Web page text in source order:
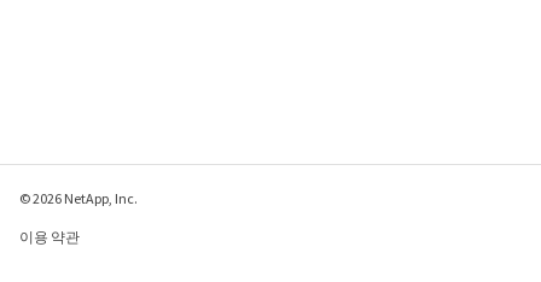
© 2026 NetApp, Inc.
이용 약관